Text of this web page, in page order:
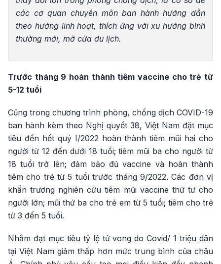
các cơ quan chuyên môn ban hành hướng dẫn
theo hướng linh hoạt, thích ứng với xu hướng bình
thường mới, mở cửa du lịch.
Trước tháng 9 hoàn thành tiêm vaccine cho trẻ từ
5-12 tuổi
Cũng trong chương trình phòng, chống dịch COVID-19
ban hành kèm theo Nghị quyết 38, Việt Nam đặt mục
tiêu đến hết quý I/2022 hoàn thành tiêm mũi hai cho
người từ 12 đến dưới 18 tuổi; tiêm mũi ba cho người từ
18 tuổi trở lên; đảm bảo đủ vaccine và hoàn thành
tiêm cho trẻ từ 5 tuổi trước tháng 9/2022. Các đơn vị
khẩn trương nghiên cứu tiêm mũi vaccine thứ tư cho
người lớn; mũi thứ ba cho trẻ em từ 5 tuổi; tiêm cho trẻ
từ 3 đến 5 tuổi.
Nhằm đạt mục tiêu tỷ lệ tử vong do Covid/ 1 triệu dân
tại Việt Nam giảm thấp hơn mức trung bình của châu